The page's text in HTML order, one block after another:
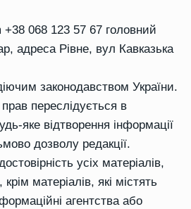
+38 068 123 57 67 головний
адреса Рівне, вул Кавказька
законодавством України.
переслідується в
яке відтворення інформації
дозволу редакції.
усіх матеріалів,
матеріалів, які містять
агентства або